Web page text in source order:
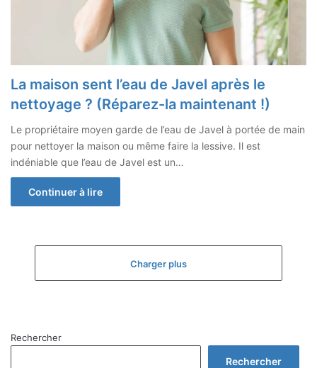
La maison sent l’eau de Javel après le
nettoyage ? (Réparez-la maintenant !)
Le propriétaire moyen garde de l’eau de Javel à portée de main
pour nettoyer la maison ou même faire la lessive. Il est
indéniable que l’eau de Javel est un…
Continuer à lire
Charger plus
Rechercher
Rechercher